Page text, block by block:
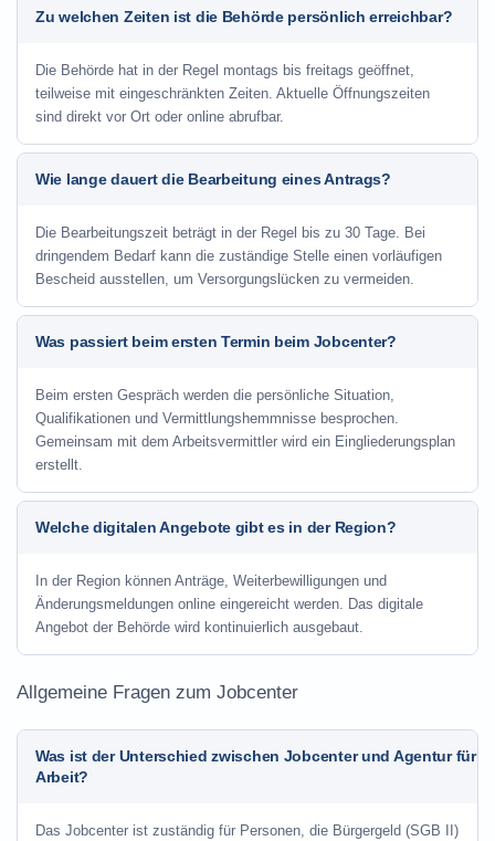
Zu welchen Zeiten ist die Behörde persönlich erreichbar?
Die Behörde hat in der Regel montags bis freitags geöffnet,
teilweise mit eingeschränkten Zeiten. Aktuelle Öffnungszeiten
sind direkt vor Ort oder online abrufbar.
Wie lange dauert die Bearbeitung eines Antrags?
Die Bearbeitungszeit beträgt in der Regel bis zu 30 Tage. Bei
dringendem Bedarf kann die zuständige Stelle einen vorläufigen
Bescheid ausstellen, um Versorgungslücken zu vermeiden.
Was passiert beim ersten Termin beim Jobcenter?
Beim ersten Gespräch werden die persönliche Situation,
Qualifikationen und Vermittlungshemmnisse besprochen.
Gemeinsam mit dem Arbeitsvermittler wird ein Eingliederungsplan
erstellt.
Welche digitalen Angebote gibt es in der Region?
In der Region können Anträge, Weiterbewilligungen und
Änderungsmeldungen online eingereicht werden. Das digitale
Angebot der Behörde wird kontinuierlich ausgebaut.
Allgemeine Fragen zum Jobcenter
Was ist der Unterschied zwischen Jobcenter und Agentur für
Arbeit?
Das Jobcenter ist zuständig für Personen, die Bürgergeld (SGB II)